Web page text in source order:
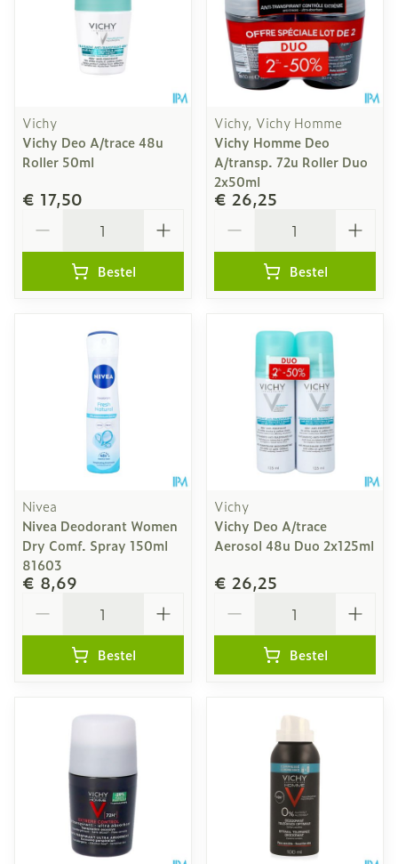
Vichy
Vichy Deo A/trace 48u
Roller 50ml
€ 17,50
Bestel
Vichy, Vichy Homme
Vichy Homme Deo
A/transp. 72u Roller Duo
2x50ml
€ 26,25
Bestel
Nivea
Nivea Deodorant Women
Dry Comf. Spray 150ml
81603
€ 8,69
Bestel
Vichy
Vichy Deo A/trace
Aerosol 48u Duo 2x125ml
€ 26,25
Bestel